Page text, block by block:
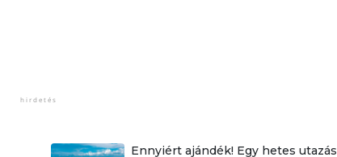
Ennyiért ajándék! Egy hetes utazás